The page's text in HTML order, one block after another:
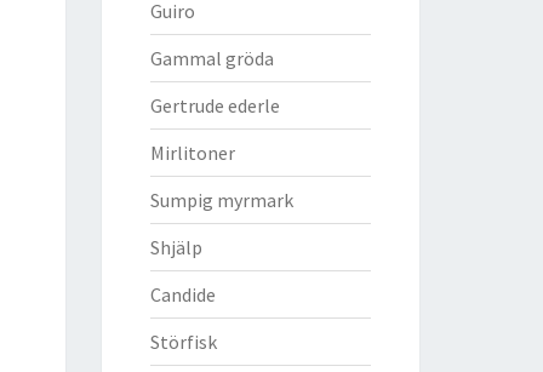
Guiro
Gammal gröda
Gertrude ederle
Mirlitoner
Sumpig myrmark
Shjälp
Candide
Störfisk